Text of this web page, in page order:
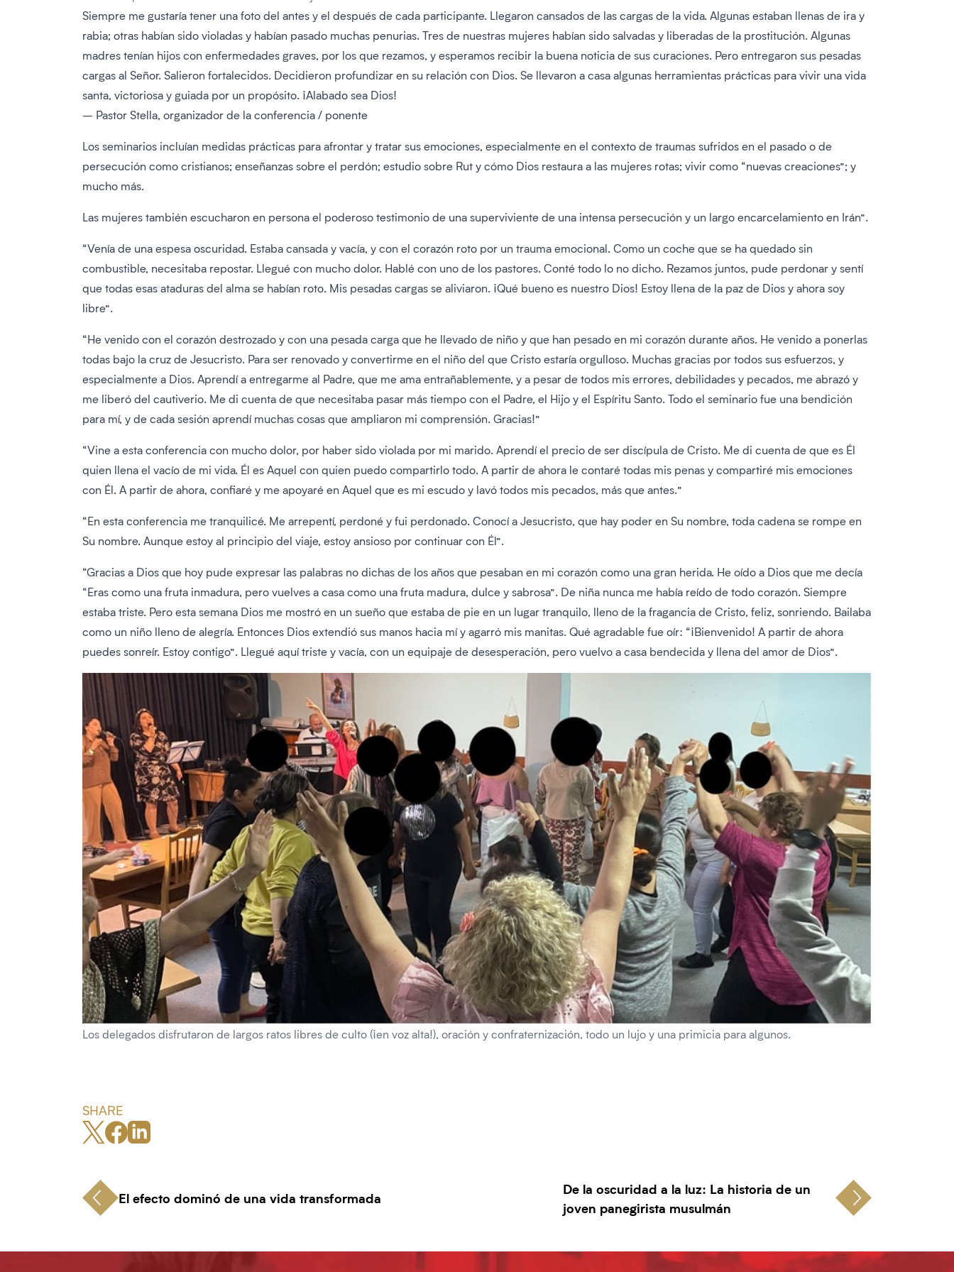
Siempre me gustaría tener una foto del antes y el después de cada participante. Llegaron cansados de las cargas de la vida. Algunas estaban llenas de ira y
rabia; otras habían sido violadas y habían pasado muchas penurias. Tres de nuestras mujeres habían sido salvadas y liberadas de la prostitución. Algunas
madres tenían hijos con enfermedades graves, por los que rezamos, y esperamos recibir la buena noticia de sus curaciones. Pero entregaron sus pesadas
cargas al Señor. Salieron fortalecidos. Decidieron profundizar en su relación con Dios. Se llevaron a casa algunas herramientas prácticas para vivir una vida
santa, victoriosa y guiada por un propósito. ¡Alabado sea Dios!
– Pastor Stella, organizador de la conferencia / ponente
Los seminarios incluían medidas prácticas para afrontar y tratar sus emociones, especialmente en el contexto de traumas sufridos en el pasado o de
persecución como cristianos; enseñanzas sobre el perdón; estudio sobre Rut y cómo Dios restaura a las mujeres rotas; vivir como “nuevas creaciones”; y
mucho más.
Las mujeres también escucharon en persona el poderoso testimonio de una superviviente de una intensa persecución y un largo encarcelamiento en Irán”.
“Venía de una espesa oscuridad. Estaba cansada y vacía, y con el corazón roto por un trauma emocional. Como un coche que se ha quedado sin
combustible, necesitaba repostar. Llegué con mucho dolor. Hablé con uno de los pastores. Conté todo lo no dicho. Rezamos juntos, pude perdonar y sentí
que todas esas ataduras del alma se habían roto. Mis pesadas cargas se aliviaron. ¡Qué bueno es nuestro Dios! Estoy llena de la paz de Dios y ahora soy
libre”.
“He venido con el corazón destrozado y con una pesada carga que he llevado de niño y que han pesado en mi corazón durante años. He venido a ponerlas
todas bajo la cruz de Jesucristo. Para ser renovado y convertirme en el niño del que Cristo estaría orgulloso. Muchas gracias por todos sus esfuerzos, y
especialmente a Dios. Aprendí a entregarme al Padre, que me ama entrañablemente, y a pesar de todos mis errores, debilidades y pecados, me abrazó y
me liberó del cautiverio. Me di cuenta de que necesitaba pasar más tiempo con el Padre, el Hijo y el Espíritu Santo. Todo el seminario fue una bendición
para mí, y de cada sesión aprendí muchas cosas que ampliaron mi comprensión. Gracias!”
“Vine a esta conferencia con mucho dolor, por haber sido violada por mi marido. Aprendí el precio de ser discípula de Cristo. Me di cuenta de que es Él
quien llena el vacío de mi vida. Él es Aquel con quien puedo compartirlo todo. A partir de ahora le contaré todas mis penas y compartiré mis emociones
con Él. A partir de ahora, confiaré y me apoyaré en Aquel que es mi escudo y lavó todos mis pecados, más que antes.”
“En esta conferencia me tranquilicé. Me arrepentí, perdoné y fui perdonado. Conocí a Jesucristo, que hay poder en Su nombre, toda cadena se rompe en
Su nombre. Aunque estoy al principio del viaje, estoy ansioso por continuar con Él”.
“Gracias a Dios que hoy pude expresar las palabras no dichas de los años que pesaban en mi corazón como una gran herida. He oído a Dios que me decía
“Eras como una fruta inmadura, pero vuelves a casa como una fruta madura, dulce y sabrosa”. De niña nunca me había reído de todo corazón. Siempre
estaba triste. Pero esta semana Dios me mostró en un sueño que estaba de pie en un lugar tranquilo, lleno de la fragancia de Cristo, feliz, sonriendo. Bailaba
como un niño lleno de alegría. Entonces Dios extendió sus manos hacia mí y agarró mis manitas. Qué agradable fue oír: “¡Bienvenido! A partir de ahora
puedes sonreír. Estoy contigo”. Llegué aquí triste y vacía, con un equipaje de desesperación, pero vuelvo a casa bendecida y llena del amor de Dios”.
Los delegados disfrutaron de largos ratos libres de culto (¡en voz alta!), oración y confraternización, todo un lujo y una primicia para algunos.
SHARE
El efecto dominó de una vida transformada
De la oscuridad a la luz: La historia de un
joven panegirista musulmán